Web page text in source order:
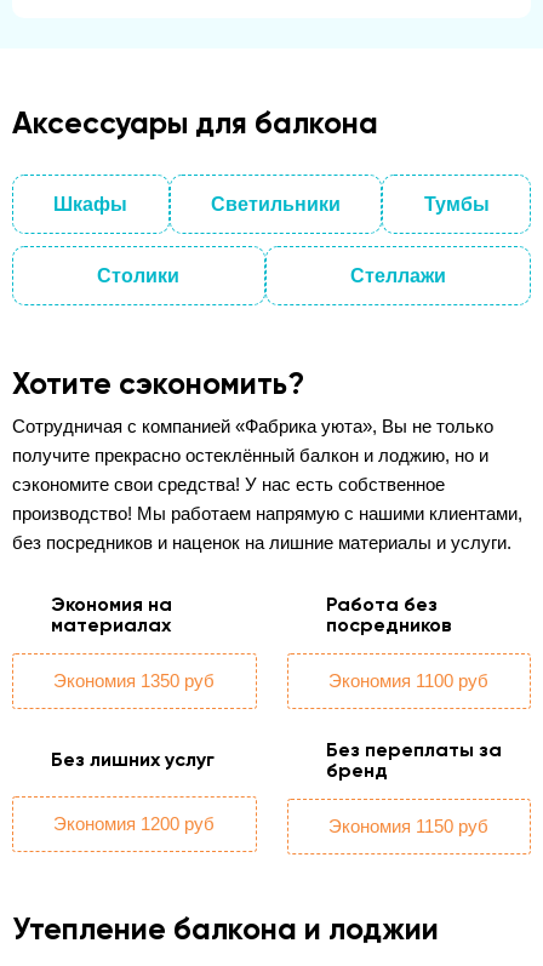
Аксессуары для балкона
Шкафы Светильники Тумбы
Столики Стеллажи
Хотите сэкономить?
Сотрудничая с компанией «Фабрика уюта», Вы не только
получите прекрасно остеклённый балкон и лоджию, но и
сэкономите свои средства! У нас есть собственное
производство! Мы работаем напрямую с нашими клиентами,
без посредников и наценок на лишние материалы и услуги.
Экономия на
материалах
Экономия 1350 руб
Работа без
посредников
Экономия 1100 руб
Без лишних услуг
Экономия 1200 руб
Без переплаты за
бренд
Экономия 1150 руб
Утепление балкона и лоджии